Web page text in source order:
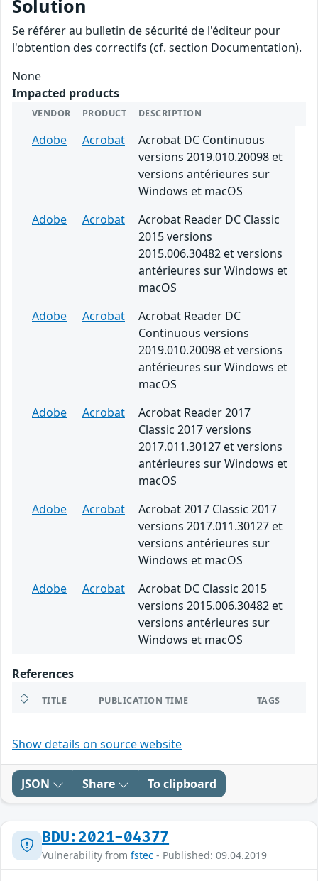
Solution
Se référer au bulletin de sécurité de l'éditeur pour
l'obtention des correctifs (cf. section Documentation).
None
Impacted products
VENDOR PRODUCT DESCRIPTION
Adobe Acrobat
Acrobat DC Continuous
versions 2019.010.20098 et
versions antérieures sur
Windows et macOS
Adobe
Acrobat
Acrobat Reader DC Classic
2015 versions
2015.006.30482 et versions
antérieures sur Windows et
macOS
Adobe
Acrobat
Acrobat Reader DC
Continuous versions
2019.010.20098 et versions
antérieures sur Windows et
macOS
Adobe
Acrobat
Acrobat Reader 2017
Classic 2017 versions
2017.011.30127 et versions
antérieures sur Windows et
macOS
Adobe
Acrobat
Acrobat 2017 Classic 2017
versions 2017.011.30127 et
versions antérieures sur
Windows et macOS
Adobe
Acrobat
Acrobat DC Classic 2015
versions 2015.006.30482 et
versions antérieures sur
Windows et macOS
References
TITLE PUBLICATION TIME TAGS
Show details on source website
JSON Share To clipboard
BDU:2021-04377
Vulnerability from fstec - Published: 09.04.2019